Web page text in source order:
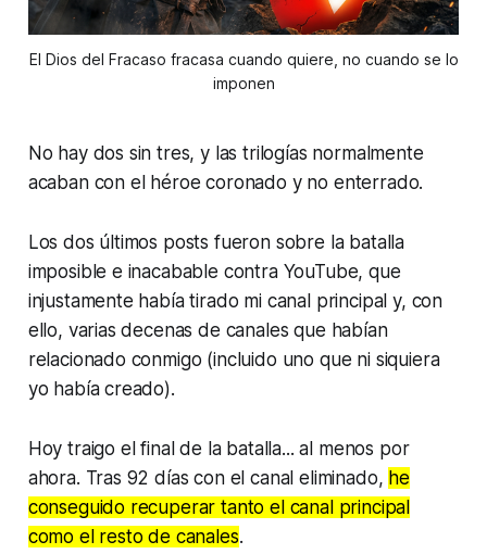
El Dios del Fracaso fracasa cuando quiere, no cuando se lo
imponen
No hay dos sin tres, y las trilogías normalmente
acaban con el héroe coronado y no enterrado.
Los dos últimos posts fueron sobre la batalla
imposible e inacabable contra YouTube, que
injustamente había tirado mi canal principal y, con
ello, varias decenas de canales que habían
relacionado conmigo (incluido uno que ni siquiera
yo había creado).
Hoy traigo el final de la batalla... al menos por
ahora. Tras 92 días con el canal eliminado, he
conseguido recuperar tanto el canal principal
como el resto de canales.